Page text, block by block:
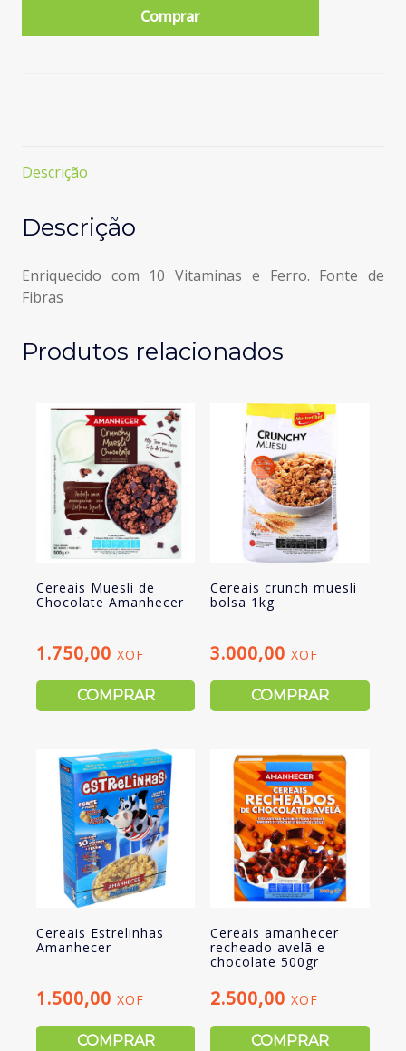
Chocolocos
Comprar
Descrição
Descrição
Enriquecido com 10 Vitaminas e Ferro. Fonte de
Fibras
Produtos relacionados
Cereais Muesli de
Chocolate Amanhecer
1.750,00 XOF
COMPRAR
Cereais crunch muesli
bolsa 1kg
3.000,00XOF
COMPRAR
Cereais Estrelinhas
Amanhecer
1.500,00 XOF
COMPRAR
Cereais amanhecer
recheado avelã e
chocolate 500gr
2.500,00XOF
COMPRAR